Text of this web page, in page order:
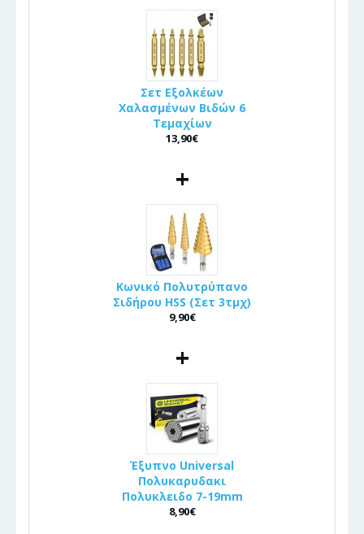
Σετ Εξολκέων
Χαλασμένων Βιδών 6
Τεμαχίων
13,90€
+
Κωνικό Πολυτρύπανο
Σιδήρου HSS (Σετ 3τμχ)
9,90€
+
Έξυπνο Universal
Πολυκαρυδακι
Πολυκλειδο 7-19mm
8,90€